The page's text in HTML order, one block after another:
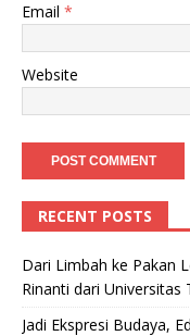
Email *
Website
RECENT POSTS
Dari Limbah ke Pakan
Rinanti dari Universitas
Jadi Ekspresi Budaya,